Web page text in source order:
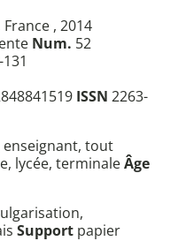
France , 2014
Num. 52
ISSN 2263-
tout
lycée, terminaleÂge
Support papier